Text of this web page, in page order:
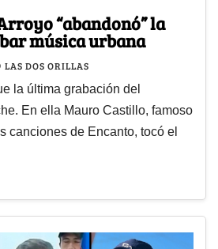
“abandonó” la
música urbana
LAS DOS ORILLAS
la última grabación del
En ella Mauro Castillo, famoso
canciones de Encanto, tocó el